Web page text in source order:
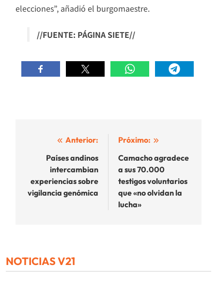
elecciones”, añadió el burgomaestre.
//FUENTE: PÁGINA SIETE//
Navegación
entradas
Anterior:
Países andinos
intercambian
experiencias sobre
vigilancia genómica
Próximo:
Camacho agradece
a sus 70.000
testigos voluntarios
que «no olvidan la
lucha»
NOTICIAS V21